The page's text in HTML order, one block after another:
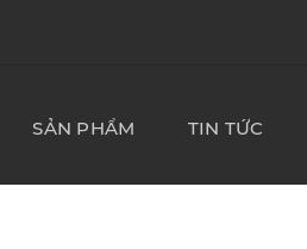
SẢN PHẨM TIN TỨC